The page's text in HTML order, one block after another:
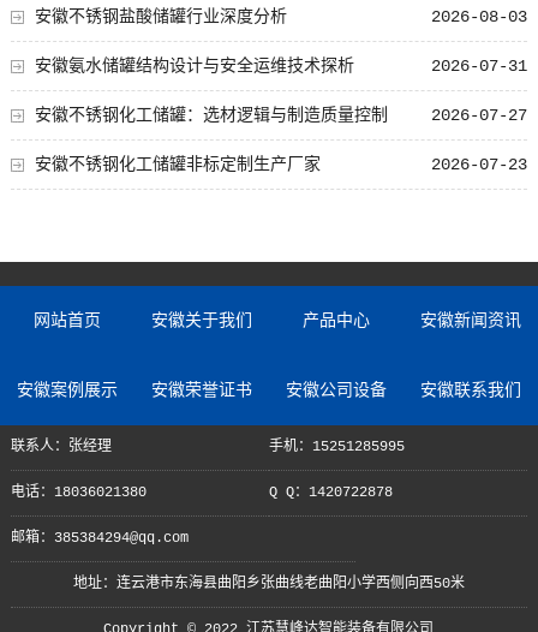
2026-08-03
安徽不锈钢盐酸储罐行业深度分析
2026-07-31
安徽氨水储罐结构设计与安全运维技术探析
2026-07-27
安徽不锈钢化工储罐：选材逻辑与制造质量控制
2026-07-23
安徽不锈钢化工储罐非标定制生产厂家
网站首页 安徽关于我们 产品中心 安徽新闻资讯
安徽案例展示 安徽荣誉证书 安徽公司设备 安徽联系我们
联系人：张经理 手机：15251285995
电话：18036021380 Q Q：1420722878
邮箱：385384294@qq.com
地址：连云港市东海县曲阳乡张曲线老曲阳小学西侧向西50米